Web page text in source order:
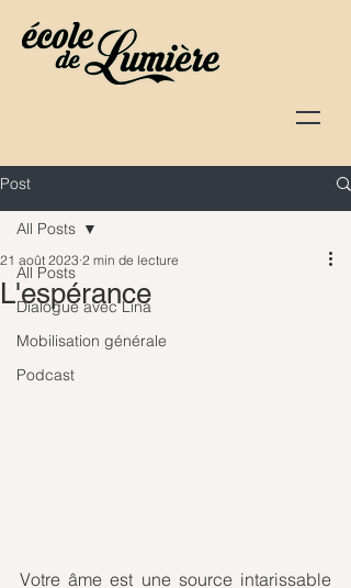
Post
All Posts
Dialogue avec Lina
Mobilisation générale
Podcast
All Posts
L'espérance
21 août 2023 2 min de lecture
Votre âme est une source intarissable